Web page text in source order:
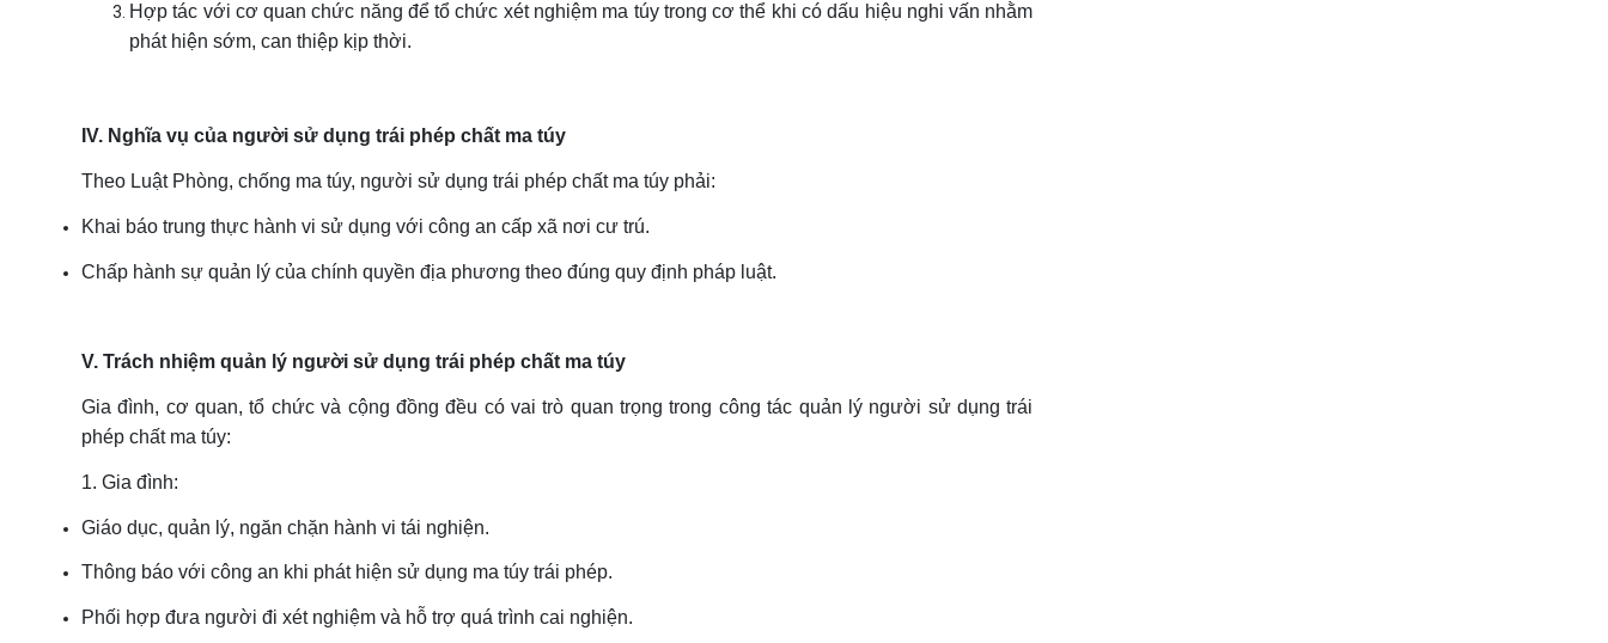
Hợp tác với cơ quan chức năng để tổ chức xét nghiệm ma túy trong cơ thể khi có dấu hiệu nghi vấn nhằm
phát hiện sớm, can thiệp kịp thời.
IV. Nghĩa vụ của người sử dụng trái phép chất ma túy
Theo Luật Phòng, chống ma túy, người sử dụng trái phép chất ma túy phải:
Khai báo trung thực hành vi sử dụng với công an cấp xã nơi cư trú.
Chấp hành sự quản lý của chính quyền địa phương theo đúng quy định pháp luật.
V. Trách nhiệm quản lý người sử dụng trái phép chất ma túy
Gia đình, cơ quan, tổ chức và cộng đồng đều có vai trò quan trọng trong công tác quản lý người sử dụng trái
phép chất ma túy:
1. Gia đình:
Giáo dục, quản lý, ngăn chặn hành vi tái nghiện.
Thông báo với công an khi phát hiện sử dụng ma túy trái phép.
Phối hợp đưa người đi xét nghiệm và hỗ trợ quá trình cai nghiện.